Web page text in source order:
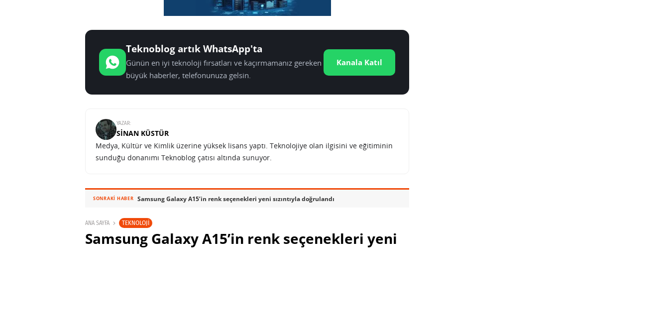
Teknoblog artık WhatsApp'ta
Günün en iyi teknoloji fırsatları ve kaçırmamanız gereken
büyük haberler, telefonunuza gelsin.
Kanala Katıl
YAZAR:
SINAN KÜSTÜR
Medya, Kültür ve Kimlik üzerine yüksek lisans yaptı. Teknolojiye olan ilgisini ve eğitiminin
sunduğu donanımı Teknoblog çatısı altında sunuyor.
SONRAKI HABER Samsung Galaxy A15’in renk seçenekleri yeni sızıntıyla doğrulandı
ANA SAYFA TEKNOLOJI
Samsung Galaxy A15’in renk seçenekleri yeni